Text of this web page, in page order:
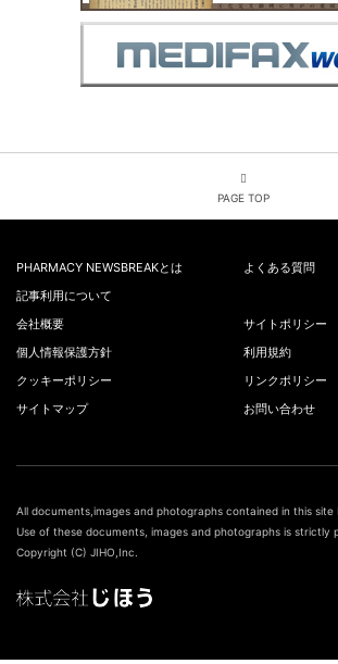
PAGE TOP
PHARMACY NEWSBREAKとは
よくある質問
記事利用について
会社概要
サイトポリシー
個人情報保護方針
利用規約
クッキーポリシー
リンクポリシー
サイトマップ
お問い合わせ
All documents,images and photographs contained in this site
Use of these documents, images and photographs is strictly
Copyright (C) JIHO,Inc.